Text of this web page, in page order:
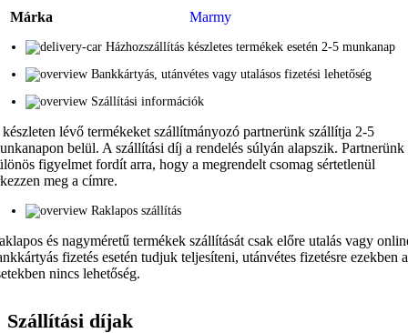
Márka Marmy
Házhozszállítás készletes termékek esetén 2-5 munkanap
Bankkártyás, utánvétes vagy utalásos fizetési lehetőség
Szállítási információk
lévő termékeket szállítmányozó partnerünk szállítja 2-5
belül. A szállítási díj a rendelés súlyán alapszik. Partnerünk
figyelmet fordít arra, hogy a megrendelt csomag sértetlenül
meg a címre.
Raklapos szállítás
és nagyméretű termékek szállítását csak előre utalás vagy
fizetés esetén tudjuk teljesíteni, utánvétes fizetésre ezekben
nincs lehetőség.
Szállítási díjak